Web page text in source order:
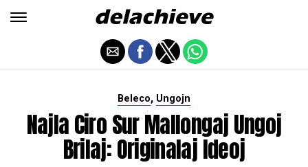
Beleco, Ungojn
Najla Ciro Sur Mallongaj Ungoj
Brilaj: Originalaj Ideoj